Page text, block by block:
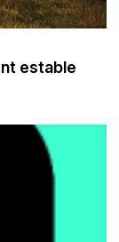
estable